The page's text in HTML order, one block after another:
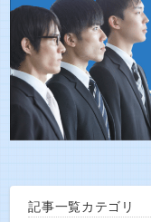
記事一覧カテゴリ